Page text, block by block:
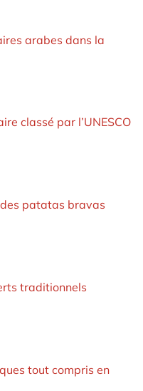
arabes dans la
classé par l’UNESCO
patatas bravas
traditionnels
tout compris en